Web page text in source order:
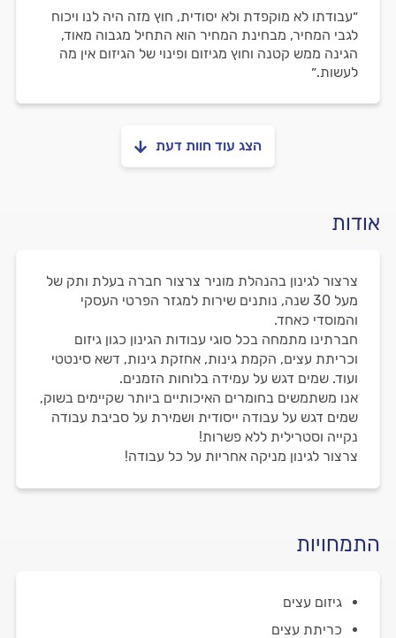
״עבודתו לא מוקפדת ולא יסודית, חוץ מזה היה לנו ויכוח
לגבי המחיר, מבחינת המחיר הוא התחיל מגבוה מאוד,
הגינה ממש קטנה וחוץ מגיזום ופינוי של הגיזום אין מה
לעשות.״
הצג עוד חוות דעת
אודות
צרצור לגינון בהנהלת מוניר צרצור חברה בעלת ותק של
מעל 30 שנה, נותנים שירות למגזר הפרטי העסקי
והמוסדי כאחד.
חברתינו מתמחה בכל סוגי עבודות הגינון כגון גיזום
וכריתת עצים, הקמת גינות, אחזקת גינות, דשא סינטטי
ועוד. שמים דגש על עמידה בלוחות הזמנים.
אנו משתמשים בחומרים האיכותיים ביותר שקיימים בשוק,
שמים דגש על עבודה ייסודית ושמירת על סביבת עבודה
נקייה וסטרילית ללא פשרות!
צרצור לגינון מניקה אחריות על כל עבודה!
התמחויות
גיזום עצים
כריתת עצים